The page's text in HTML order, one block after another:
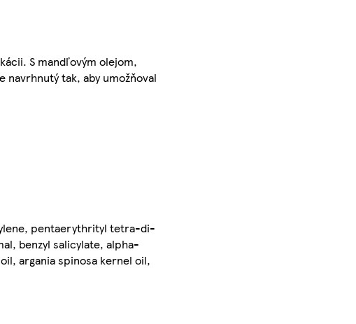
S mandľovým olejom,
navrhnutý tak, aby umožňoval
pentaerythrityl tetra-di-
benzyl salicylate, alpha-
argania spinosa kernel oil,